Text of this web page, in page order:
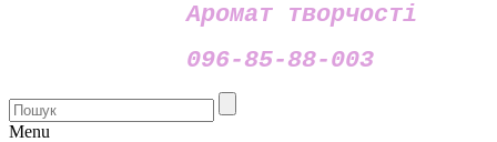
Аромат творчості
096-85-88-003
Menu